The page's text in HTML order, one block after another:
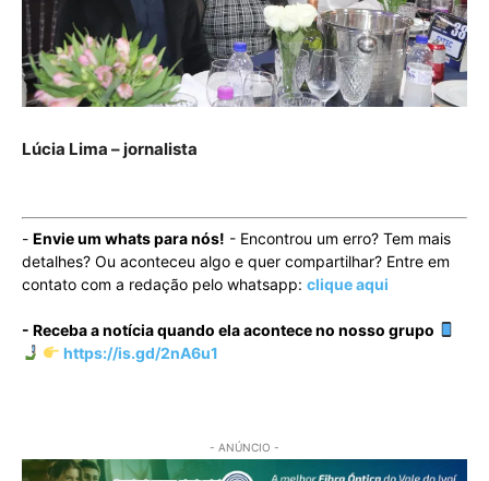
Lúcia Lima – jornalista
- Envie um whats para nós! - Encontrou um erro? Tem mais
detalhes? Ou aconteceu algo e quer compartilhar? Entre em
contato com a redação pelo whatsapp: clique aqui
- Receba a notícia quando ela acontece no nosso grupo
https://is.gd/2nA6u1
- ANÚNCIO -